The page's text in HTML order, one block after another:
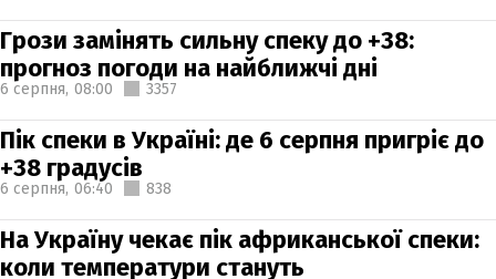
Грози замінять сильну спеку до +38:
прогноз погоди на найближчі дні
6 серпня, 08:00 3357
Пік спеки в Україні: де 6 серпня пригріє до
+38 градусів
6 серпня, 06:40 838
На Україну чекає пік африканської спеки:
коли температури стануть